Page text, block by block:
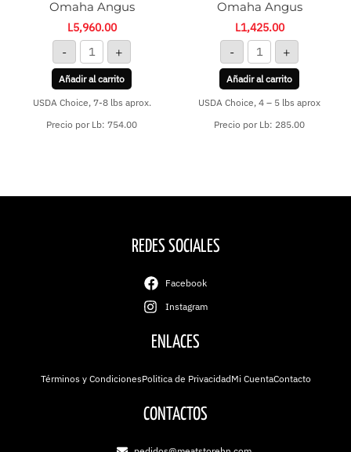
Omaha Angus
L5,960.00
- +
Añadir al carrito
USDA Choice, 7-8 lbs aprox.
Precio por Lb: 754.00
Omaha Angus
L1,425.00
- +
Añadir al carrito
USDA Choice, 4 – 5 lbs aprox
Precio por Lb: 285.00
CONTACTOS
ENLACES
Términos y CondicionesPolitica de PrivacidadMi CuentaContacto
REDES SOCIALES
Facebook
Instagram